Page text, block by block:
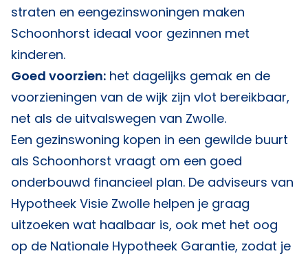
straten en eengezinswoningen maken
Schoonhorst ideaal voor gezinnen met
kinderen.
Goed voorzien: het dagelijks gemak en de
voorzieningen van de wijk zijn vlot bereikbaar,
net als de uitvalswegen van Zwolle.
Een gezinswoning kopen in een gewilde buurt
als Schoonhorst vraagt om een goed
onderbouwd financieel plan. De adviseurs van
Hypotheek Visie Zwolle helpen je graag
uitzoeken wat haalbaar is, ook met het oog
op de Nationale Hypotheek Garantie, zodat je